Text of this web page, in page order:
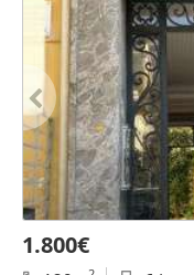
1.800€